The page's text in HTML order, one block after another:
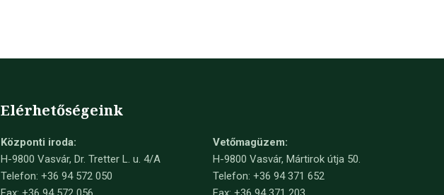
Elérhetőségeink
Központi iroda:
H-9800 Vasvár, Dr. Tretter L. u. 4/A
Telefon: +36 94 572 050
Vetőmagüzem:
H-9800 Vasvár, Mártirok útja 50.
Telefon: +36 94 371 652